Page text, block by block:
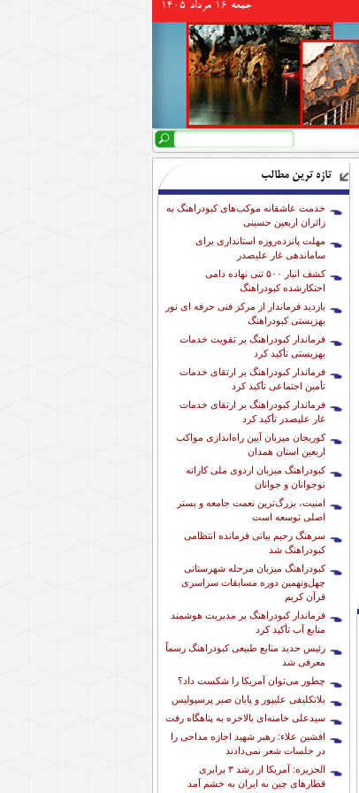
جمعه 16 مرداد 1405
فرم جستجو
جستجو
تازه ترین مطالب
خدمت عاشقانه موکب‌های کبودراهنگ به
زائران اربعین حسینی
مهلت پانزده‌روزه استانداری برای
ساماندهی غار علیصدر
کشف انبار ۵۰۰ تنی نهاده دامی
احتکارشده کبودراهنگ
بازدید فرماندار از مرکز فنی حرفه ای نور
بهزیستی کبودراهنگ
فرماندار کبودراهنگ بر تقویت خدمات
بهزیستی تأکید کرد
فرماندار کبودراهنگ بر ارتقای خدمات
تأمین اجتماعی تأکید کرد
فرماندار کبودراهنگ بر ارتقای خدمات
غار علیصدر تأکید کرد
کوریجان میزبان آیین راه‌اندازی مواکب
اربعین استان همدان
کبودراهنگ میزبان اردوی ملی کاراته
نوجوانان و جوانان
امنیت، بزرگ‌ترین نعمت جامعه و بستر
اصلی توسعه است
سرهنگ رحیم بیاتی فرمانده انتظامی
کبودراهنگ شد
کبودراهنگ میزبان مرحله شهرستانی
چهل‌ونهمین دوره مسابقات سراسری
قرآن کریم
فرماندار کبودراهنگ بر مدیریت هوشمند
منابع آب تأکید کرد
رئیس جدید منابع طبیعی کبودراهنگ رسماً
معرفی شد
چطور می‌توان آمریکا را شکست داد؟
بلاتکلیفی علیپور و پایان صبر پرسپولیس
سیدعلی خامنه‌ای بالاخره به پناهگاه رفت
افشین علاء: رهبر شهید اجازه مداحی را
در جلسات شعر نمی‌دادند
الجزیره: آمریکا از رشد ۳ برابری
قطارهای چین به ایران به خشم آمد